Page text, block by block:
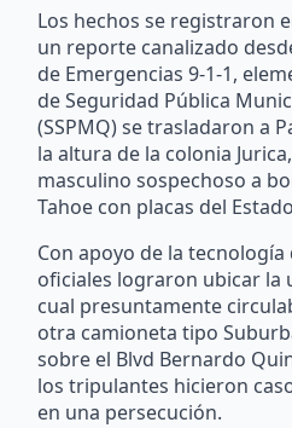
Los hechos se registraron
un reporte canalizado
de Emergencias 9-1-1,
de Seguridad Pública
(SSPMQ) se trasladaron a
la altura de la colonia
masculino sospechoso a
Tahoe con placas del
Con apoyo de la
oficiales lograron ubicar la
cual presuntamente
otra camioneta tipo
sobre el Blvd Bernardo
los tripulantes hicieron
en una persecución.